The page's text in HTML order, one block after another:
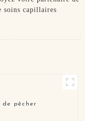
soins capillaires
de pêcher